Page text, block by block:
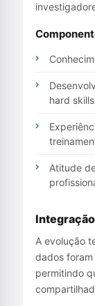
hard
Atitude
A evolução
dados
permitindo